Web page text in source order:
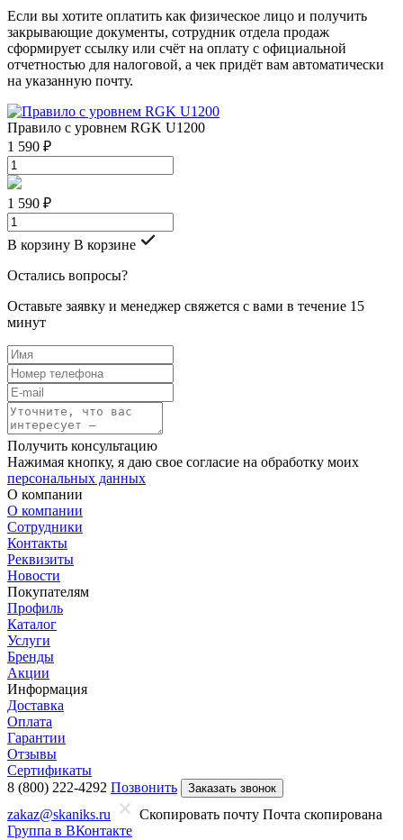
Если вы хотите оплатить как физическое лицо и получить
закрывающие документы, сотрудник отдела продаж
сформирует ссылку или счёт на оплату с официальной
отчетностью для налоговой, а чек придёт вам автоматически
на указанную почту.
Правило с уровнем RGK U1200
1 590 ₽
1 590 ₽
В корзину В корзине
Остались вопросы?
Оставьте заявку и менеджер свяжется с вами в течение 15
минут
Получить консультацию
Нажимая кнопку, я даю свое согласие на обработку моих
персональных данных
О компании
О компании
Сотрудники
Контакты
Реквизиты
Новости
Покупателям
Профиль
Каталог
Услуги
Бренды
Акции
Информация
Доставка
Оплата
Гарантии
Отзывы
Сертификаты
8 (800) 222-4292 Позвонить Заказать звонок
zakaz@skaniks.ru Скопировать почту Почта скопирована
Группа в ВКонтакте